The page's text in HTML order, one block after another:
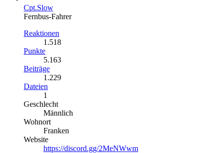
Cpt.Slow
Fernbus-Fahrer
Reaktionen
1.518
Punkte
5.163
Beiträge
1.229
Dateien
1
Geschlecht
Männlich
Wohnort
Franken
Website
https://discord.gg/2MeNWwm